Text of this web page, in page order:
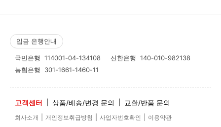
입금 은행안내
국민은행 114001-04-134108 신한은행 140-010-982138
농협은행 301-1661-1460-11
고객센터 상품/배송/변경 문의 교환/반품 문의
회사소개 개인정보취급방침 사업자번호확인 이용약관